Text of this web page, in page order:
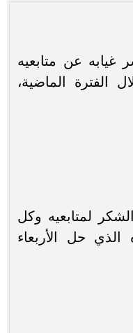
عن متابعيه
الفترة الماضية،
لمتابعيه وكل
الذي حل الأربعاء